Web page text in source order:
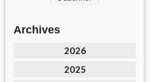
Archives
2026
2025